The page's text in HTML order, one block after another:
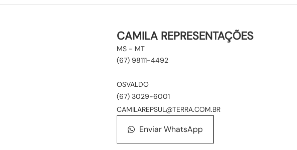
CAMILA REPRESENTAÇÕES
MS - MT
(67) 98111-4492
OSVALDO
(67) 3029-6001
CAMILAREPSUL@TERRA.COM.BR
Enviar WhatsApp